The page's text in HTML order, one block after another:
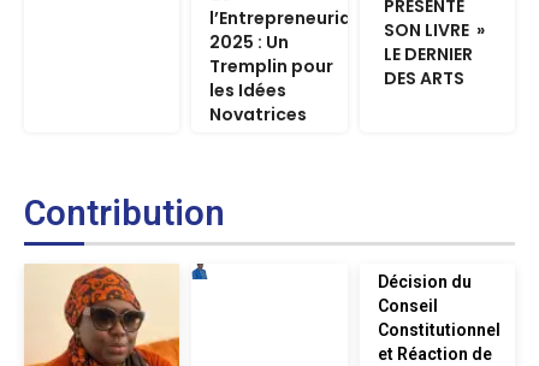
l’Entrepreneuriat
2025 : Un
Tremplin pour
les Idées
Novatrices
PRESENTE
SON LIVRE »
LE DERNIER
DES ARTS
Contribution
Décision du
Conseil
Constitutionnel
et Réaction de